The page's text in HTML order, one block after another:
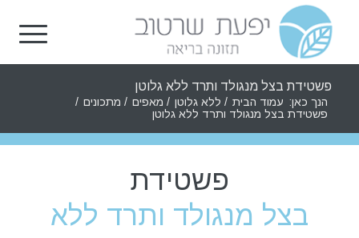
פשטידת בצל מנגולד ותרד ללא גלוטן
הנך כאן: עמוד הבית / ללא גלוטן / מאפים / מתכונים /
פשטידת בצל מנגולד ותרד ללא גלוטן
פשטידת
בצל מנגולד ותרד ללא